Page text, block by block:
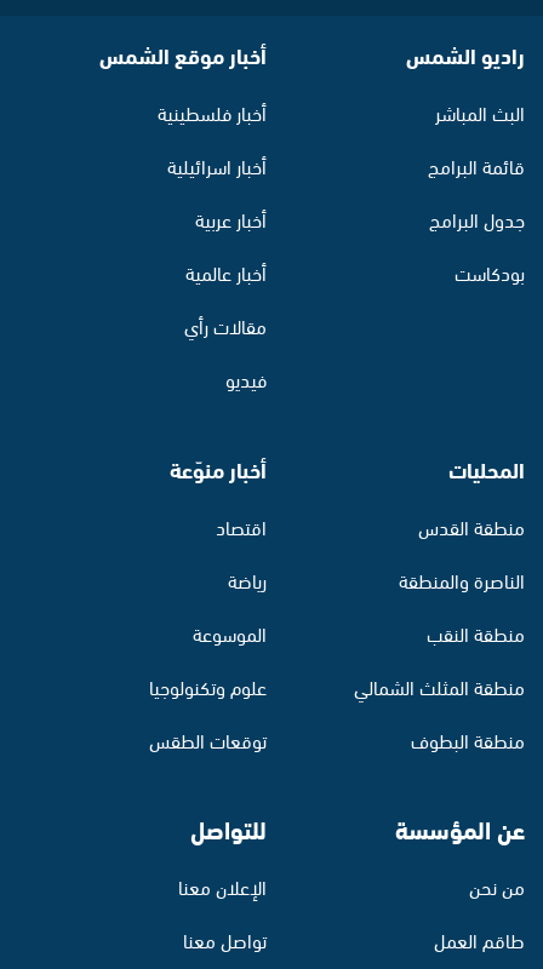
راديو الشمس
البث المباشر
قائمة البرامج
جدول البرامج
بودكاست
أخبار موقع الشمس
أخبار فلسطينية
أخبار اسرائيلية
أخبار عربية
أخبار عالمية
مقالات رأي
فيديو
المحليات
منطقة القدس
الناصرة والمنطقة
منطقة النقب
منطقة المثلث الشمالي
منطقة البطوف
أخبار منوّعة
اقتصاد
رياضة
الموسوعة
علوم وتكنولوجيا
توقعات الطقس
عن المؤسسة
من نحن
طاقم العمل
للتواصل
الإعلان معنا
تواصل معنا